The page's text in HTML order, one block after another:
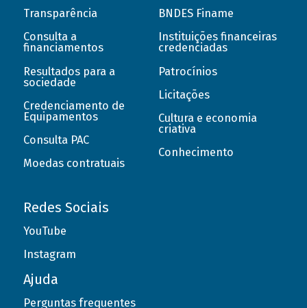
Transparência
Consulta a
financiamentos
Resultados para a
sociedade
Credenciamento de
Equipamentos
Consulta PAC
Moedas contratuais
BNDES Finame
Instituições financeiras
credenciadas
Patrocínios
Licitações
Cultura e economia
criativa
Conhecimento
Redes Sociais
YouTube
Instagram
Ajuda
Perguntas frequentes